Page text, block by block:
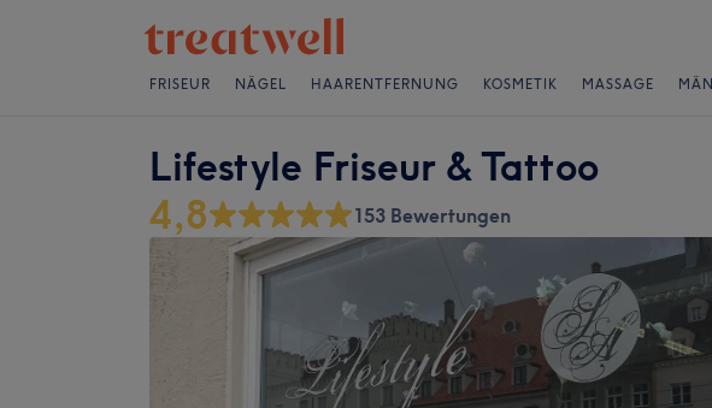
FRISEUR NÄGEL HAARENTFERNUNG KOSMETIK MASSAGE
Lifestyle Friseur & Tattoo
4,8 153 Bewertungen